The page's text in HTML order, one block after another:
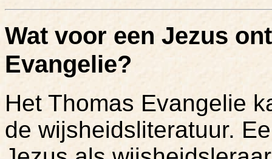
Wat voor een Jezus
Evangelie?
Het Thomas Evangelie
de wijsheidsliteratuur.